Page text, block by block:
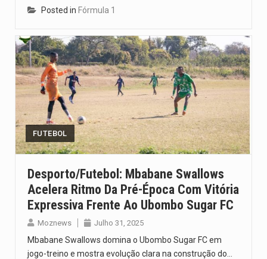
Posted in Fórmula 1
FUTEBOL
Desporto/Futebol: Mbabane Swallows
Acelera Ritmo Da Pré-Época Com Vitória
Expressiva Frente Ao Ubombo Sugar FC
Moznews Julho 31, 2025
Mbabane Swallows domina o Ubombo Sugar FC em
jogo-treino e mostra evolução clara na construção do…